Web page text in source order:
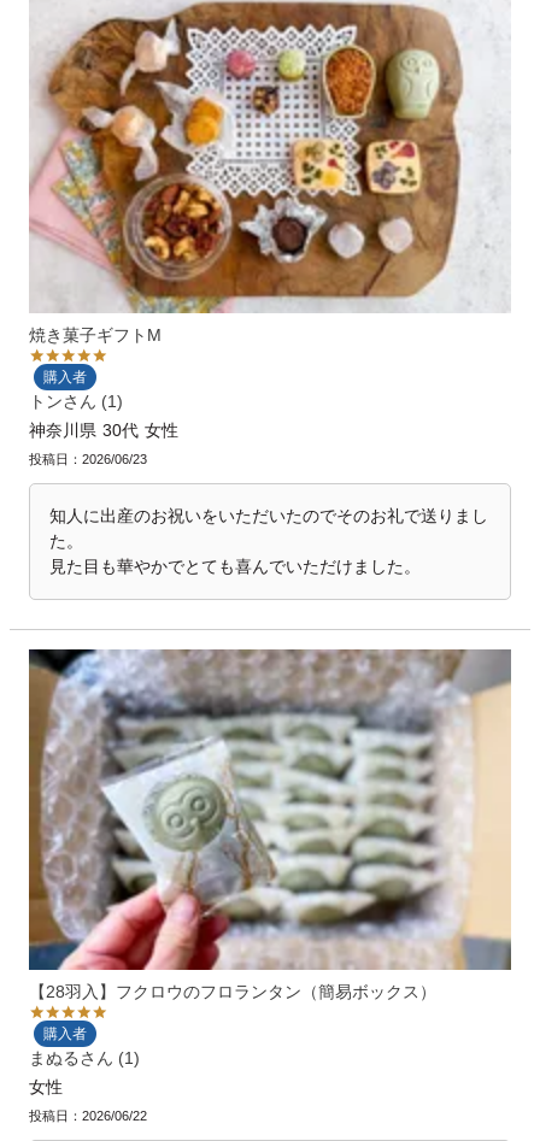
焼き菓子ギフトM
購入者
トン
1
神奈川県 30代 女性
投稿日 2026/06/23
知人に出産のお祝いをいただいたのでそのお礼で送りまし
た。
見た目も華やかでとても喜んでいただけました。
【28羽入】フクロウのフロランタン（簡易ボックス）
購入者
まぬる
1
女性
投稿日 2026/06/22